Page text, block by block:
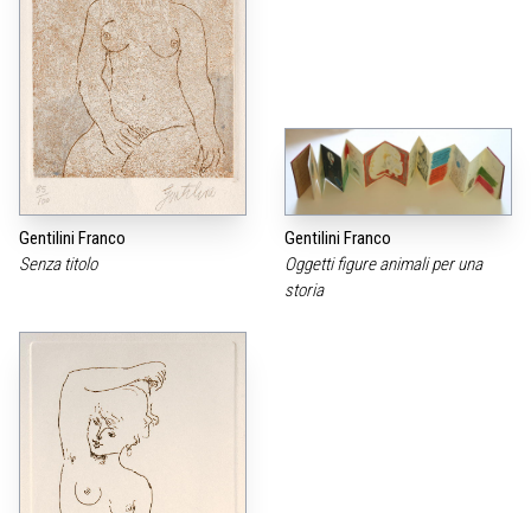
Gentilini Franco
Senza titolo
Gentilini Franco
Oggetti figure animali per una
storia